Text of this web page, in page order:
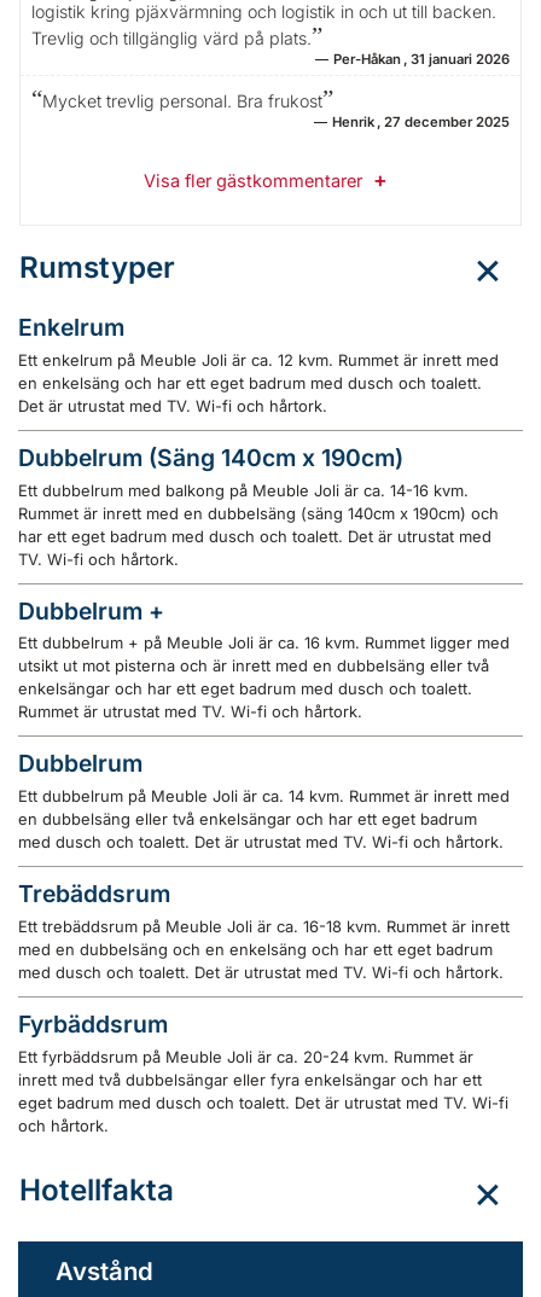
logistik kring pjäxvärmning och logistik in och ut till backen.
Trevlig och tillgänglig värd på plats.
Per-Håkan 31 januari 2026
Mycket trevlig personal. Bra frukost
Henrik 27 december 2025
Visa fler gästkommentarer
Rumstyper
Enkelrum
Ett enkelrum på Meuble Joli är ca. 12 kvm. Rummet är inrett med
en enkelsäng och har ett eget badrum med dusch och toalett.
Det är utrustat med TV. Wi-fi och hårtork.
Dubbelrum (Säng 140cm x 190cm)
Ett dubbelrum med balkong på Meuble Joli är ca. 14-16 kvm.
Rummet är inrett med en dubbelsäng (säng 140cm x 190cm) och
har ett eget badrum med dusch och toalett. Det är utrustat med
TV. Wi-fi och hårtork.
Dubbelrum +
Ett dubbelrum + på Meuble Joli är ca. 16 kvm. Rummet ligger med
utsikt ut mot pisterna och är inrett med en dubbelsäng eller två
enkelsängar och har ett eget badrum med dusch och toalett.
Rummet är utrustat med TV. Wi-fi och hårtork.
Dubbelrum
Ett dubbelrum på Meuble Joli är ca. 14 kvm. Rummet är inrett med
en dubbelsäng eller två enkelsängar och har ett eget badrum
med dusch och toalett. Det är utrustat med TV. Wi-fi och hårtork.
Trebäddsrum
Ett trebäddsrum på Meuble Joli är ca. 16-18 kvm. Rummet är inrett
med en dubbelsäng och en enkelsäng och har ett eget badrum
med dusch och toalett. Det är utrustat med TV. Wi-fi och hårtork.
Fyrbäddsrum
Ett fyrbäddsrum på Meuble Joli är ca. 20-24 kvm. Rummet är
inrett med två dubbelsängar eller fyra enkelsängar och har ett
eget badrum med dusch och toalett. Det är utrustat med TV. Wi-fi
och hårtork.
Hotellfakta
Avstånd